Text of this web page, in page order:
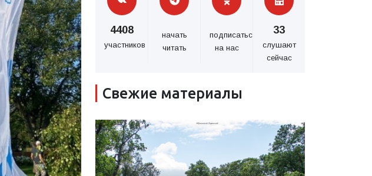
4408
участников
начать
читать
подписаться
на нас
33
слушают
сейчас
Свежие материалы